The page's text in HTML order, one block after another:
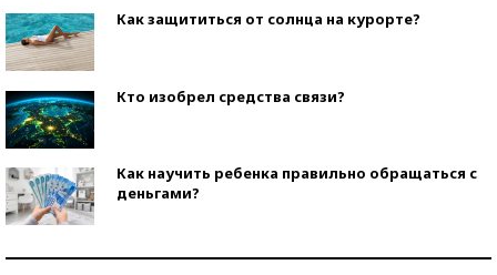
Как защититься от солнца на курорте?
Кто изобрел средства связи?
Как научить ребенка правильно обращаться с
деньгами?